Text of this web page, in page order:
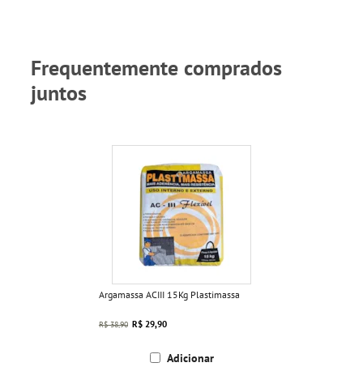
Frequentemente comprados
juntos
Argamassa ACIII 15Kg Plastimassa
R$ 38,90 R$ 29,90
Adicionar